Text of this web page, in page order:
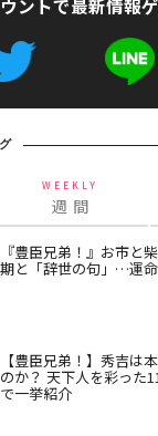
ントで最新情報
WEEKLY
週 間
『豊臣兄弟！』お市と
期と「辞世の句」…運
【豊臣兄弟！】秀吉は
のか？ 天下人を彩った
で一挙紹介